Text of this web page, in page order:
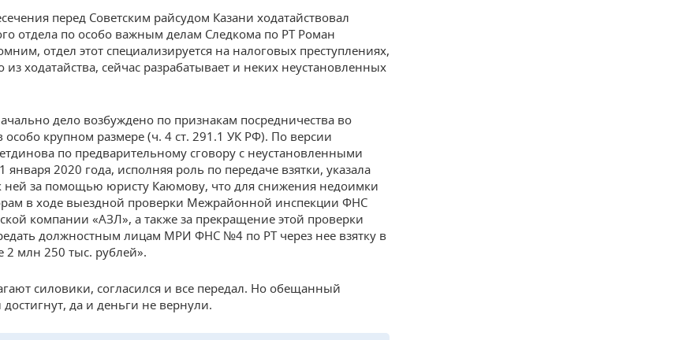
перед Советским райсудом Казани ходатайствовал
отдела по особо важным делам Следкома по РТ Роман
отдел этот специализируется на налоговых преступлениях,
из ходатайства, сейчас разрабатывает и неких неустановленных
дело возбуждено по признакам посредничества во
особо крупном размере (ч. 4 ст. 291.1 УК РФ). По версии
по предварительному сговору с неустановленными
января 2020 года, исполняя роль по передаче взятки, указала
ней за помощью юристу Каюмову, что для снижения недоимки
в ходе выездной проверки Межрайонной инспекции ФНС
компании «АЗЛ», а также за прекращение этой проверки
должностным лицам МРИ ФНС №4 по РТ через нее взятку в
2 млн 250 тыс. рублей».
силовики, согласился и все передал. Но обещанный
достигнут, да и деньги не вернули.